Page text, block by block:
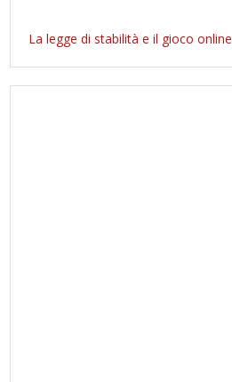
La legge di stabilità e il gioco online